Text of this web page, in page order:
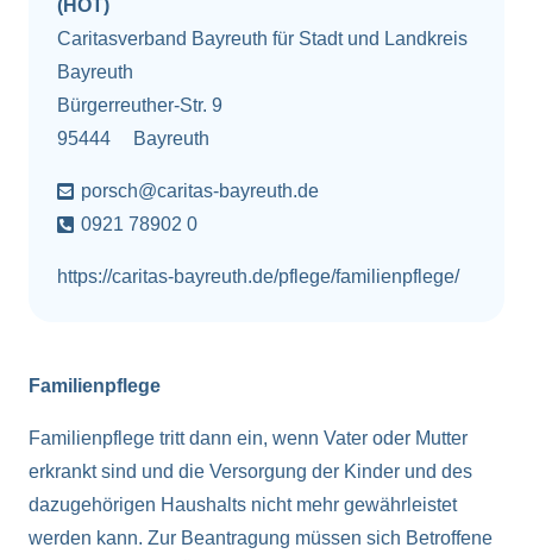
(HOT)
Caritasverband Bayreuth für Stadt und Landkreis
Bayreuth
Bürgerreuther-Str. 9
95444
Bayreuth
porsch@caritas-bayreuth.de
0921 78902 0
https://caritas-bayreuth.de/pflege/familienpflege/
Familienpflege
Familienpflege tritt dann ein, wenn Vater oder Mutter
erkrankt sind und die Versorgung der Kinder und des
dazugehörigen Haushalts nicht mehr gewährleistet
werden kann. Zur Beantragung müssen sich Betroffene